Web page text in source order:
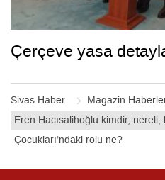
Sivas Haber
Magazin
Eren Hacısalihoğlu kimdir,
Çocukları’ndaki rolü ne?
Çerçeve yasa